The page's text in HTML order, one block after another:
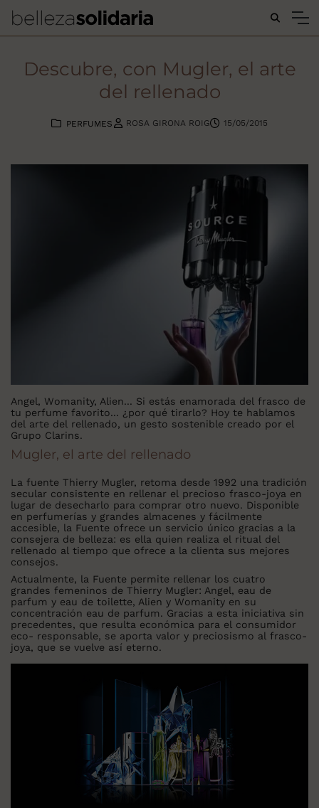
Buscar...
Descubre, con Mugler, el arte
del rellenado
PERFUMES ROSA GIRONA ROIG 15/05/2015
Angel, Womanity, Alien... Si estás enamorada del frasco de
tu perfume favorito... ¿por qué tirarlo? Hoy te hablamos
del arte del rellenado, un gesto sostenible creado por el
Grupo Clarins.
Mugler, el arte del rellenado
La fuente Thierry Mugler, retoma desde 1992 una tradición
secular consistente en rellenar el precioso frasco-joya en
lugar de desecharlo para comprar otro nuevo. Disponible
en perfumerías y grandes almacenes y fácilmente
accesible, la Fuente ofrece un servicio único gracias a la
consejera de belleza: es ella quien realiza el ritual del
rellenado al tiempo que ofrece a la clienta sus mejores
consejos.
Actualmente, la Fuente permite rellenar los cuatro
grandes femeninos de Thierry Mugler: Angel, eau de
parfum y eau de toilette, Alien y Womanity en su
concentración eau de parfum. Gracias a esta iniciativa sin
precedentes, que resulta económica para el consumidor
eco- responsable, se aporta valor y preciosismo al frasco-
joya, que se vuelve así eterno.